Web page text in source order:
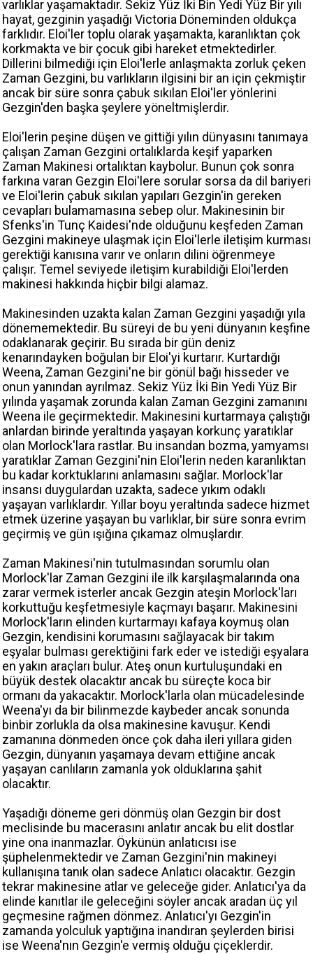
varlıklar yaşamaktadır. Sekiz Yüz İki Bin Yedi Yüz Bir yılı
hayat, gezginin yaşadığı Victoria Döneminden oldukça
farklıdır. Eloi'ler toplu olarak yaşamakta, karanlıktan çok
korkmakta ve bir çocuk gibi hareket etmektedirler.
Dillerini bilmediği için Eloi'lerle anlaşmakta zorluk çeken
Zaman Gezgini, bu varlıkların ilgisini bir an için çekmiştir
ancak bir süre sonra çabuk sıkılan Eloi'ler yönlerini
Gezgin'den başka şeylere yöneltmişlerdir.
Eloi'lerin peşine düşen ve gittiği yılın dünyasını tanımaya
çalışan Zaman Gezgini ortalıklarda keşif yaparken
Zaman Makinesi ortalıktan kaybolur. Bunun çok sonra
farkına varan Gezgin Eloi'lere sorular sorsa da dil bariyeri
ve Eloi'lerin çabuk sıkılan yapıları Gezgin'in gereken
cevapları bulamamasına sebep olur. Makinesinin bir
Sfenks'in Tunç Kaidesi'nde olduğunu keşfeden Zaman
Gezgini makineye ulaşmak için Eloi'lerle iletişim kurması
gerektiği kanısına varır ve onların dilini öğrenmeye
çalışır. Temel seviyede iletişim kurabildiği Eloi'lerden
makinesi hakkında hiçbir bilgi alamaz.
Makinesinden uzakta kalan Zaman Gezgini yaşadığı yıla
dönememektedir. Bu süreyi de bu yeni dünyanın keşfine
odaklanarak geçirir. Bu sırada bir gün deniz
kenarındayken boğulan bir Eloi'yi kurtarır. Kurtardığı
Weena, Zaman Gezgini'ne bir gönül bağı hisseder ve
onun yanından ayrılmaz. Sekiz Yüz İki Bin Yedi Yüz Bir
yılında yaşamak zorunda kalan Zaman Gezgini zamanını
Weena ile geçirmektedir. Makinesini kurtarmaya çalıştığı
anlardan birinde yeraltında yaşayan korkunç yaratıklar
olan Morlock'lara rastlar. Bu insandan bozma, yamyamsı
yaratıklar Zaman Gezgini'nin Eloi'lerin neden karanlıktan
bu kadar korktuklarını anlamasını sağlar. Morlock'lar
insansı duygulardan uzakta, sadece yıkım odaklı
yaşayan varlıklardır. Yıllar boyu yeraltında sadece hizmet
etmek üzerine yaşayan bu varlıklar, bir süre sonra evrim
geçirmiş ve gün ışığına çıkamaz olmuşlardır.
Zaman Makinesi'nin tutulmasından sorumlu olan
Morlock'lar Zaman Gezgini ile ilk karşılaşmalarında ona
zarar vermek isterler ancak Gezgin ateşin Morlock'ları
korkuttuğu keşfetmesiyle kaçmayı başarır. Makinesini
Morlock'ların elinden kurtarmayı kafaya koymuş olan
Gezgin, kendisini korumasını sağlayacak bir takım
eşyalar bulması gerektiğini fark eder ve istediği eşyalara
en yakın araçları bulur. Ateş onun kurtuluşundaki en
büyük destek olacaktır ancak bu süreçte koca bir
ormanı da yakacaktır. Morlock'larla olan mücadelesinde
Weena'yı da bir bilinmezde kaybeder ancak sonunda
binbir zorlukla da olsa makinesine kavuşur. Kendi
zamanına dönmeden önce çok daha ileri yıllara giden
Gezgin, dünyanın yaşamaya devam ettiğine ancak
yaşayan canlıların zamanla yok olduklarına şahit
olacaktır.
Yaşadığı döneme geri dönmüş olan Gezgin bir dost
meclisinde bu macerasını anlatır ancak bu elit dostlar
yine ona inanmazlar. Öykünün anlatıcısı ise
şüphelenmektedir ve Zaman Gezgini'nin makineyi
kullanışına tanık olan sadece Anlatıcı olacaktır. Gezgin
tekrar makinesine atlar ve geleceğe gider. Anlatıcı'ya da
elinde kanıtlar ile geleceğini söyler ancak aradan üç yıl
geçmesine rağmen dönmez. Anlatıcı'yı Gezgin'in
zamanda yolculuk yaptığına inandıran şeylerden birisi
ise Weena'nın Gezgin'e vermiş olduğu çiçeklerdir.